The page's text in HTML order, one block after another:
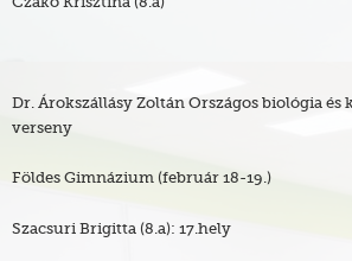
Dr. Árokszállásy Zoltán Országos biológia és
verseny
Földes Gimnázium (február 18-19.)
Szacsuri Brigitta (8.a): 17.hely